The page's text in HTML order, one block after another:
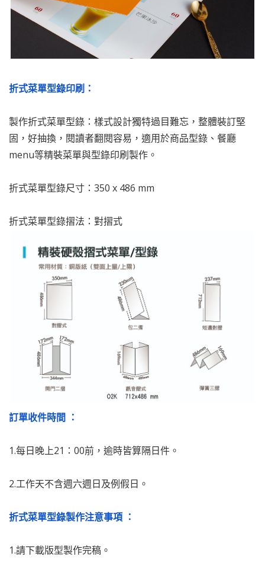
折式菜單型錄印刷：
製作折式菜單型錄：樣式設計獨特過目難忘，整體裝訂堅
固，好抽換，閱讀者翻閱容易，適用於商品型錄、餐廳
menu等精裝菜單與型錄印刷製作。
折式菜單型錄尺寸：350 x 486 mm
折式菜單型錄摺法：對摺式
訂單收件時間 ：
1.每日晚上21：00前，逾時皆算隔日件。
2.工作天不含週六週日及例假日。
折式菜單型錄製作注意事項 ：
1.請下載版型製作完稿。